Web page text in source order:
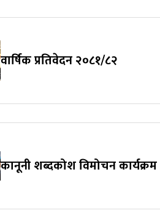
वार्षिक प्रतिवेदन २०८१/८२
कानूनी शब्दकोश विमोचन कार्यक्रम